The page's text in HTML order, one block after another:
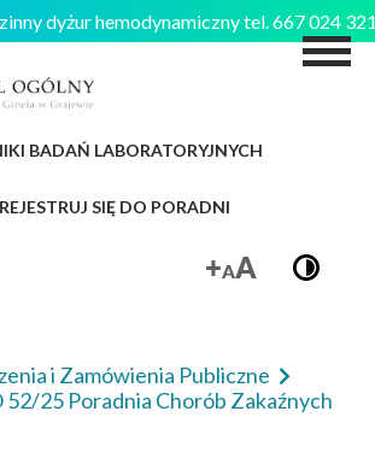
dyżur hemodynamiczny tel. 667 024
BADAŃ LABORATORYJNYCH
SIĘ DO PORADNI
i Zamówienia Publiczne
52/25 Poradnia Chorób Zakaźnych